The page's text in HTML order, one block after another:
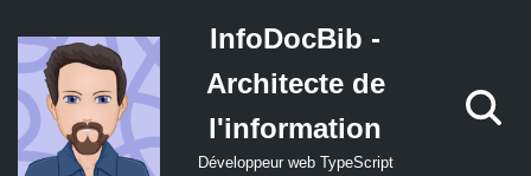
Aller
au
contenu
InfoDocBib -
Architecte de
l'information
Développeur web TypeScript